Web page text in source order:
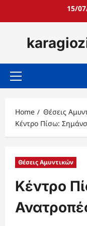
15/
Primary
Home
Θέσεις
Κέντρο Πίσω:
Θέσεις Αμυντικών
Κέντρο